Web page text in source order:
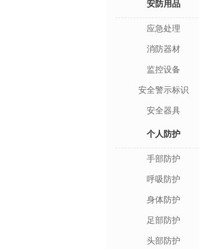
安防用品
应急处理
消防器材
监控设备
安全警示标识
安全器具
个人防护
手部防护
呼吸防护
身体防护
足部防护
头部防护